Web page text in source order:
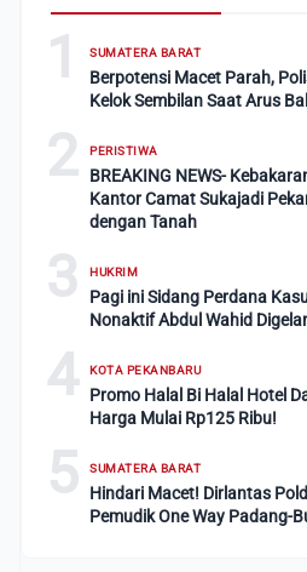
1 SUMATERA BARAT
Berpotensi Macet Parah,
Kelok Sembilan Saat Arus
2 PERISTIWA
BREAKING NEWS-
Kantor Camat Sukajadi
dengan Tanah
3 HUKRIM
Pagi ini Sidang Perdana
Nonaktif Abdul Wahid Digelar
4 KOTA PEKANBARU
Promo Halal Bi Halal Hotel
Harga Mulai Rp125 Ribu!
5 SUMATERA BARAT
Hindari Macet! Dirlantas
Pemudik One Way Padang-